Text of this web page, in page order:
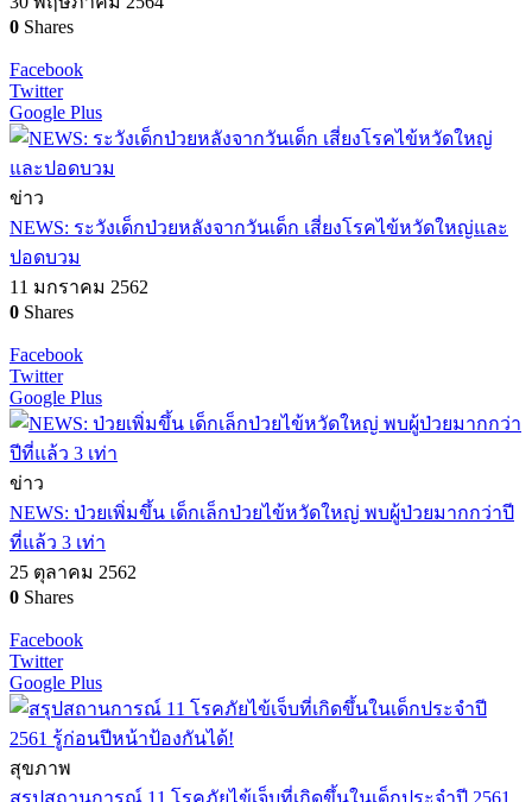
0 Shares
Facebook
Twitter
Google Plus
ข่าว
NEWS: ระวังเด็กป่วยหลังจากวันเด็ก เสี่ยงโรคไข้หวัดใหญ่และ
ปอดบวม
11 มกราคม 2562
0 Shares
Facebook
Twitter
Google Plus
ข่าว
NEWS: ป่วยเพิ่มขึ้น เด็กเล็กป่วยไข้หวัดใหญ่ พบผู้ป่วยมากกว่าปี
ที่แล้ว 3 เท่า
25 ตุลาคม 2562
0 Shares
Facebook
Twitter
Google Plus
สุขภาพ
สรุปสถานการณ์ 11 โรคภัยไข้เจ็บที่เกิดขึ้นในเด็กประจำปี 2561